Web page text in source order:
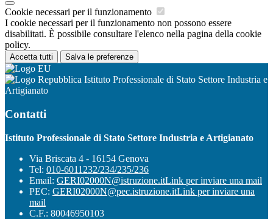
Cookie necessari per il funzionamento
I cookie necessari per il funzionamento non possono essere
disabilitati. È possibile consultare l'elenco nella pagina della cookie
policy.
Accetta tutti Salva le preferenze
Istituto Professionale di Stato Settore Industria e
Artigianato
Contatti
Istituto Professionale di Stato Settore Industria e Artigianato
Via Briscata 4 - 16154 Genova
Tel: 010-6011232/234/235/236
Email: GERI02000N@istruzione.itLink per inviare una mail
PEC: GERI02000N@pec.istruzione.itLink per inviare una
mail
C.F.: 80046950103